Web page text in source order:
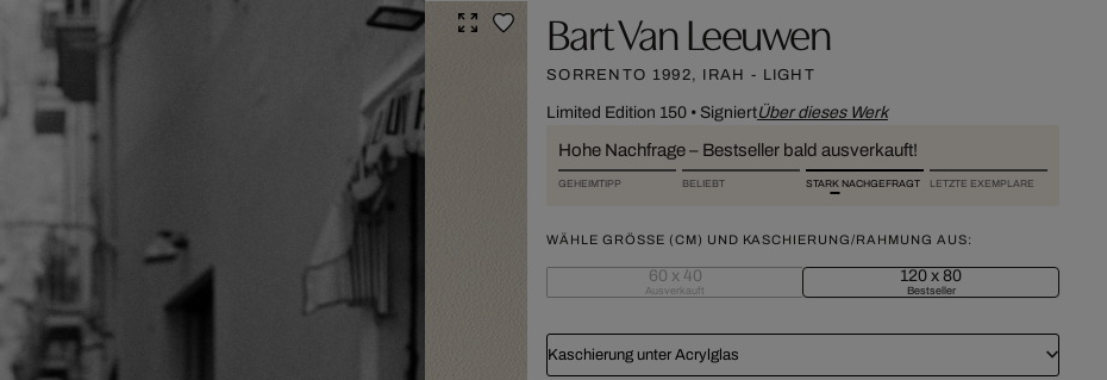
Bart Van Leeuwen
SORRENTO 1992, IRAH - LIGHT
Limited Edition 150• SigniertÜber dieses Werk
Hohe Nachfrage – Bestseller bald ausverkauft!
GEHEIMTIPP BELIEBT STARK NACHGEFRAGT LETZTE EXEMPLARE
WÄHLE GRÖSSE (CM) UND KASCHIERUNG/RAHMUNG AUS:
60 x 40
Ausverkauft
120 x 80
Bestseller
Kaschierung unter Acrylglas